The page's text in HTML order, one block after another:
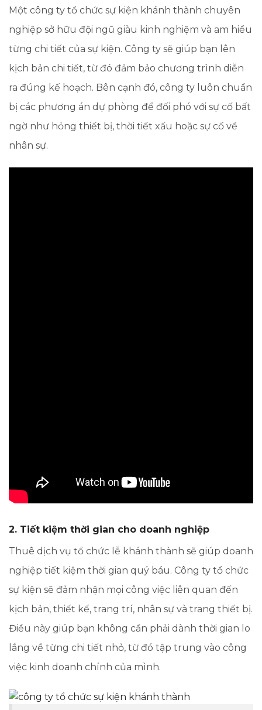
Một công ty tổ chức sự kiện khánh thành chuyên
nghiệp sở hữu đội ngũ giàu kinh nghiệm và am hiểu
từng chi tiết của sự kiện. Công ty sẽ giúp bạn lên
kịch bản chi tiết, từ đó đảm bảo chương trình diễn
ra đúng kế hoạch. Bên cạnh đó, công ty luôn chuẩn
bị các phương án dự phòng để đối phó với sự cố bất
ngờ như hỏng thiết bị, thời tiết xấu hoặc sự cố về
nhân sự.
2. Tiết kiệm thời gian cho doanh nghiệp
Thuê dịch vụ tổ chức lễ khánh thành sẽ giúp doanh
nghiệp tiết kiệm thời gian quý báu. Công ty tổ chức
sự kiện sẽ đảm nhận mọi công việc liên quan đến
kịch bản, thiết kế, trang trí, nhân sự và trang thiết bị.
Điều này giúp bạn không cần phải dành thời gian lo
lắng về từng chi tiết nhỏ, từ đó tập trung vào công
việc kinh doanh chính của mình.